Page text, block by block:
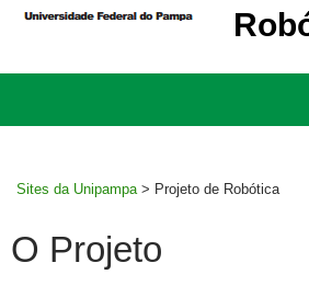
Sites da Unipampa > Projeto de Robótica
O Projeto